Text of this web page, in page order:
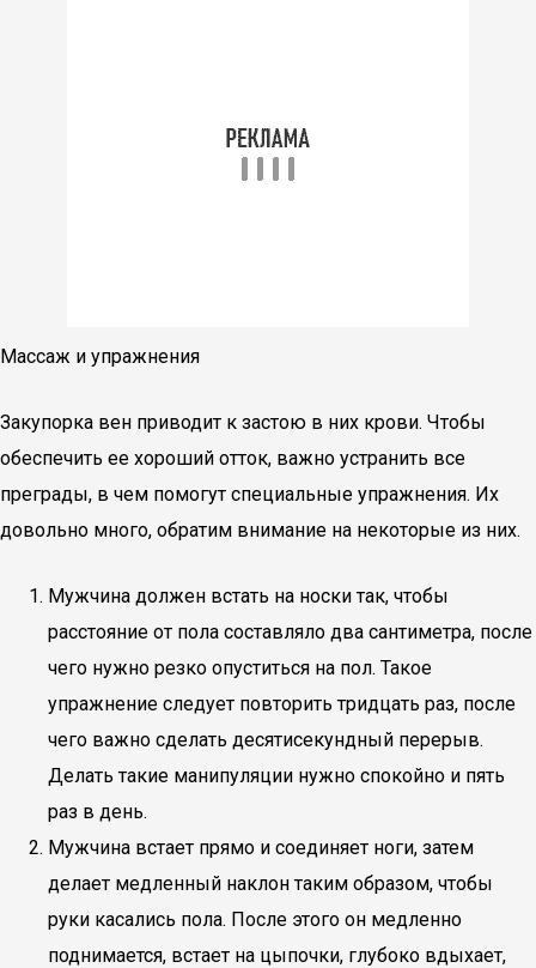
Массаж и упражнения
Закупорка вен приводит к застою в них крови. Чтобы
обеспечить ее хороший отток, важно устранить все
преграды, в чем помогут специальные упражнения. Их
довольно много, обратим внимание на некоторые из них.
Мужчина должен встать на носки так, чтобы
расстояние от пола составляло два сантиметра, после
чего нужно резко опуститься на пол. Такое
упражнение следует повторить тридцать раз, после
чего важно сделать десятисекундный перерыв.
Делать такие манипуляции нужно спокойно и пять
раз в день.
Мужчина встает прямо и соединяет ноги, затем
делает медленный наклон таким образом, чтобы
руки касались пола. После этого он медленно
поднимается, встает на цыпочки, глубоко вдыхает,